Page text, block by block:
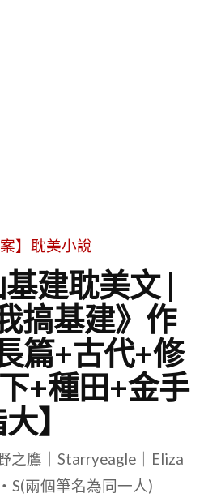
案】耽美小說
建耽美文 |
搞基建》作
篇+古代+修
+種田+金手
】
之鷹｜Starryeagle｜Eliza
S(兩個筆名為同一人)